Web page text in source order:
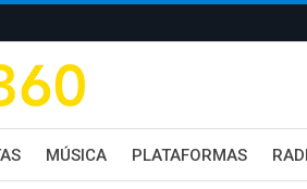
MÚSICA PLATAFORMAS